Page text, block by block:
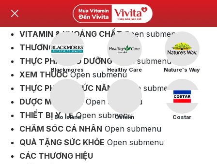
VITAMIN & KHOÁNG CHẤTOpen submenu
THƯƠNG HIỆU
THỰC PHẨM BỔ DƯỠNG
Open submenu
XEM THUỐC Open submenu
THỰC PHẨM CHỨC NĂNG
Open submenu
DƯỢC MỸ PHẨM Open submenu
THIẾT BỊ Y TẾ Open submenu
CHĂM SÓC CÁ NHÂN Open submenu
QUÀ TẶNG SỨC KHỎE Open submenu
CÁC THƯƠNG HIỆU
Blackmores Healthy Care Nature's Way
Bio Island Ostelin Costar